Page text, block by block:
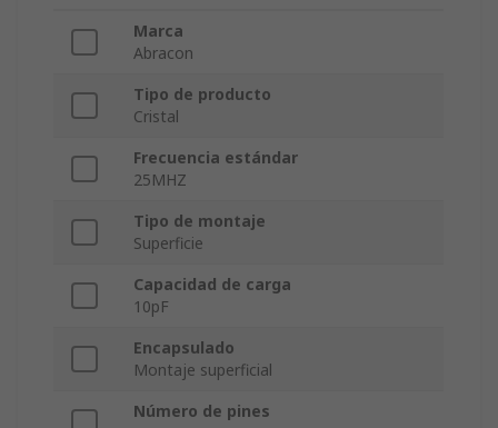
Marca
Abracon
Tipo de producto
Cristal
Frecuencia estándar
25MHZ
Tipo de montaje
Superficie
Capacidad de carga
10pF
Encapsulado
Montaje superficial
Número de pines